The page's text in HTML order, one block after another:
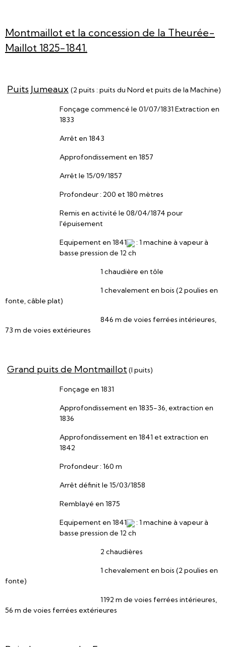
Montmaillot et la concession de la Theurée-
Maillot 1825-1841.
Puits Jumeaux (2 puits : puits du Nord et puits de la Machine)
Fonçage commencé le 01/07/1831 Extraction en
1833
Arrêt en 1843
Approfondissement en 1857
Arrêt le 15/09/1857
Profondeur : 200 et 180 mètres
Remis en activité le 08/04/1874 pour
l'épuisement
Equipement en 1841
: 1 machine à vapeur à
basse pression de 12 ch
1 chaudière en tôle
1 chevalement en bois (2 poulies en
fonte, câble plat)
846 m de voies ferrées intérieures,
73 m de voies extérieures
Grand puits de Montmaillot(l puits)
Fonçage en 1831
Approfondissement en 1835-36, extraction en
1836
Approfondissement en 1841 et extraction en
1842
Profondeur : 160 m
Arrêt définit le 15/03/1858
Remblayé en 1875
Equipement en 1841
: 1 machine à vapeur à
basse pression de 12 ch
2 chaudières
1 chevalement en bois (2 poulies en
fonte)
1192 m de voies ferrées intérieures,
56 m de voies ferrées extérieures